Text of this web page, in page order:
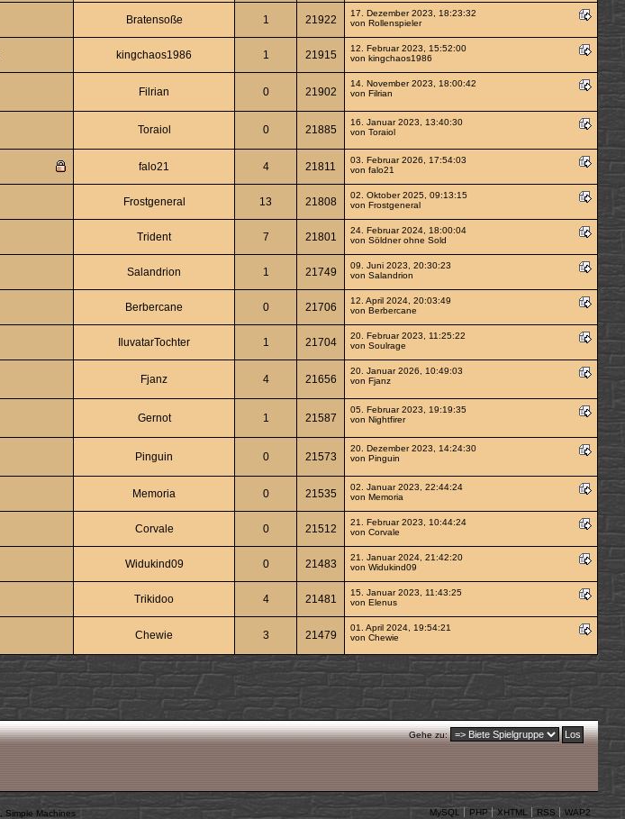
Bratensoße 1 21922
17. Dezember 2023, 18:23:32
von Rollenspieler
kingchaos1986 1 21915
12. Februar 2023, 15:52:00
von kingchaos1986
Filrian 0 21902
14. November 2023, 18:00:42
von Filrian
Toraiol 0 21885
16. Januar 2023, 13:40:30
von Toraiol
falo21 4 21811
03. Februar 2026, 17:54:03
von falo21
Frostgeneral 13 21808
02. Oktober 2025, 09:13:15
von Frostgeneral
Trident 7 21801
24. Februar 2024, 18:00:04
von Söldner ohne Sold
Salandrion 1 21749
09. Juni 2023, 20:30:23
von Salandrion
Berbercane 0 21706
12. April 2024, 20:03:49
von Berbercane
IluvatarTochter 1 21704
20. Februar 2023, 11:25:22
von Soulrage
Fjanz 4 21656
20. Januar 2026, 10:49:03
von Fjanz
Gernot 1 21587
05. Februar 2023, 19:19:35
von Nightfirer
Pinguin 0 21573
20. Dezember 2023, 14:24:30
von Pinguin
Memoria 0 21535
02. Januar 2023, 22:44:24
von Memoria
Corvale 0 21512
21. Februar 2023, 10:44:24
von Corvale
Widukind09 0 21483
21. Januar 2024, 21:42:20
von Widukind09
Trikidoo 4 21481
15. Januar 2023, 11:43:25
von Elenus
Chewie 3 21479
01. April 2024, 19:54:21
von Chewie
Gehe zu:
Simple Machines MySQL PHP XHTML RSS WAP2